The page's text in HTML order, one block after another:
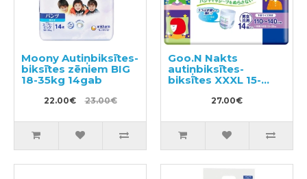
Moony Autiņbiksītes-
biksītes zēniem BIG
18-35kg 14gab
22.00€ 23.00€
Goo.N Nakts
autiņbiksītes-
biksītes XXXL 15-
27.00€